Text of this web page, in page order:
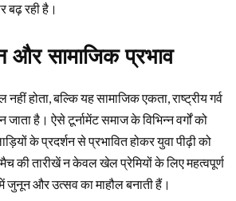
बढ़ रही है।
सामाजिक प्रभाव
होता, बल्कि यह सामाजिक एकता, राष्ट्रीय गर्व
है। ऐसे टूर्नामेंट समाज के विभिन्न वर्गों को
के प्रदर्शन से प्रभावित होकर युवा पीढ़ी को
की तारीखें न केवल खेल प्रेमियों के लिए महत्वपूर्ण
जुनून और उत्सव का माहौल बनाती हैं।